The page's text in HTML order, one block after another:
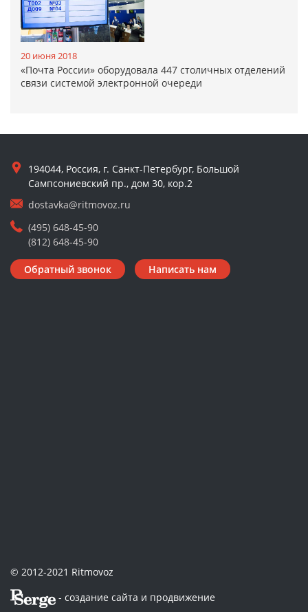
20 июня 2018
«Почта России» оборудовала 447 столичных отделений
связи системой электронной очереди
194044, Россия, г. Санкт-Петербург, Большой
Сампсониевский пр., дом 30, кор.2
dostavka@ritmovoz.ru
(495) 648-45-90
(812) 648-45-90
Обратный звонок Написать нам
© 2012-2021 Ritmovoz
- создание сайта и продвижение